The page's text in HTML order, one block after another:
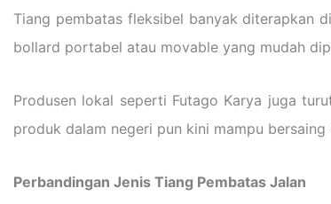
Tiang pembatas fleksibel banyak diterapkan
bollard portabel atau movable yang mudah
Produsen lokal seperti Futago Karya juga
produk dalam negeri pun kini mampu
Perbandingan Jenis Tiang Pembatas Jalan